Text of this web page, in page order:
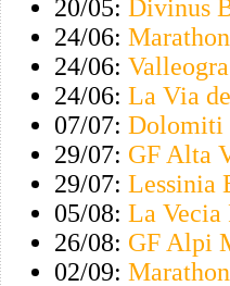
20/05: Divinus
24/06:
24/06:
24/06: La Via
07/07: Dolomiti
29/07: GF Alta
29/07: Lessinia
05/08: La Vecia
26/08: GF Alpi
02/09: